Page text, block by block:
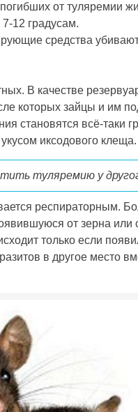
от туляремии
12 градусам.
средства
В качестве
которых зайцы и им
становятся всё-таки
иксодового клеща.
туляремию у
респираторным.
от зерна
только если
в другое место